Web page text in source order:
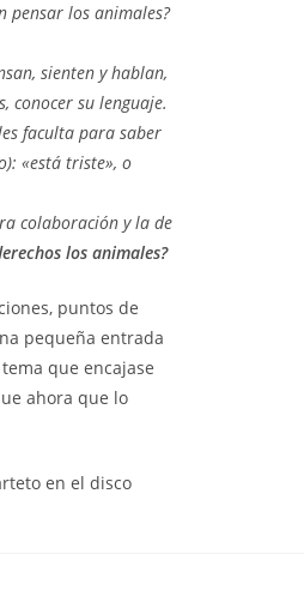
pensar los animales?
sienten y hablan,
conocer su lenguaje.
faculta para saber
«está triste», o
colaboración y la de
los animales?
puntos de
pequeña entrada
que encajase
ahora que lo
en el disco